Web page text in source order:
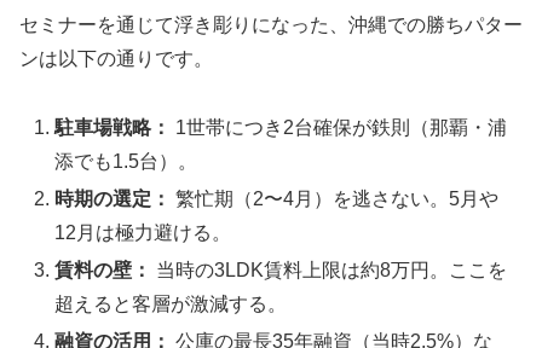
セミナーを通じて浮き彫りになった、沖縄での勝ちパター
ンは以下の通りです。
駐車場戦略：
1世帯につき2台確保が鉄則（那覇・浦
添でも1.5台）。
時期の選定： 繁忙期（2〜4月）を逃さない。5月や
12月は極力避ける。
賃料の壁：
当時の3LDK賃料上限は約8万円。ここを
超えると客層が激減する。
融資の活用： 公庫の最長35年融資（当時2.5%）な